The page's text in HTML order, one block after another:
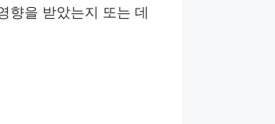
향을 받았는지 또는 데